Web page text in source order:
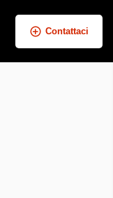
Contattaci